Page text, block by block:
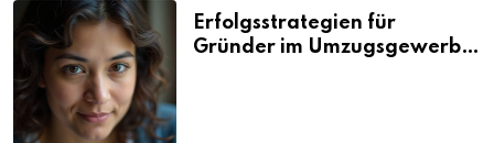
Erfolgsstrategien für
Gründer im Umzugsgewerbe